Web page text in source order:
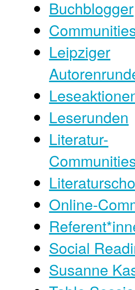
Buchblogger
Leipziger
Leserunden
Literatur-
Online-
Social
Susanne